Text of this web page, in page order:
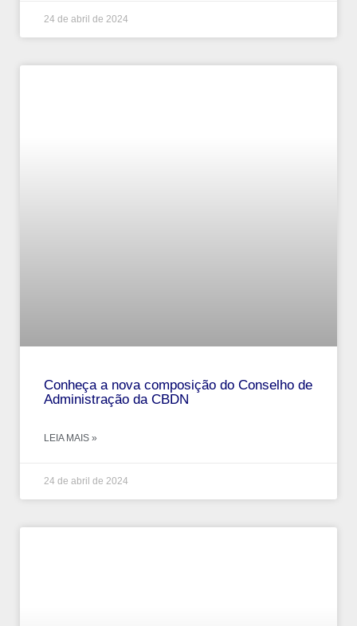
24 de abril de 2024
Conheça a nova composição do Conselho de
Administração da CBDN
LEIA MAIS »
24 de abril de 2024